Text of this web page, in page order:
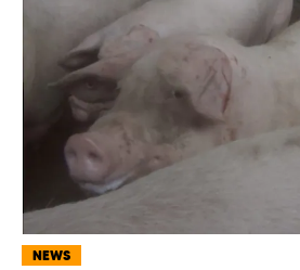
NEWS